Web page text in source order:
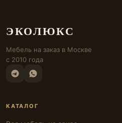
ЭКОЛЮКС
Мебель на заказ в Москве
с 2010 года
КАТАЛОГ